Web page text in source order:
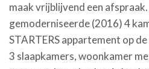
maak vrijblijvend een
gemoderniseerde (2016) 4
STARTERS appartement op
3 slaapkamers, woonkamer